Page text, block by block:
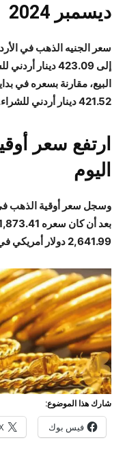
ديسمبر 2024
سعر الجنيه الذهب في
421.52 دينار أردني للشراء.
ارتفع سعر
اليوم
2,641.99 دولار أمريكي في بداية تعاملات اليوم.
شارك هذا الموضوع:
فيس بوك